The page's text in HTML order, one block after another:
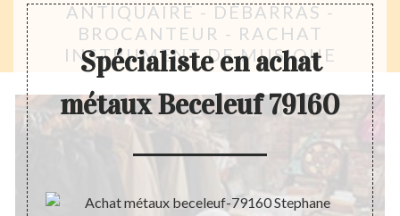
ANTIQUAIRE - DÉBARRAS -
BROCANTEUR - RACHAT
INSTRUMENT DE MUSIQUE
Spécialiste en achat
métaux Beceleuf 79160